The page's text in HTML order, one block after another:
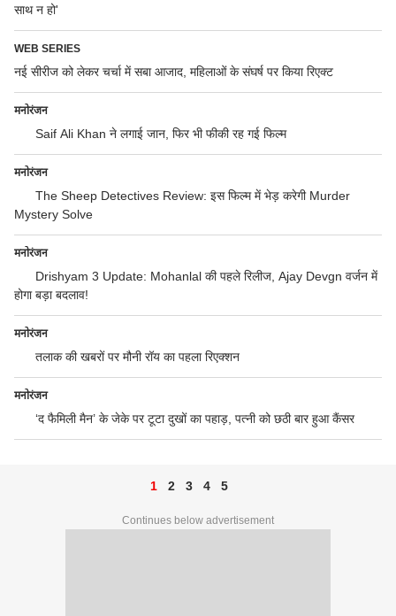
साथ न हो'
WEB SERIES
नई सीरीज को लेकर चर्चा में सबा आजाद, महिलाओं के संघर्ष पर किया रिएक्ट
मनोरंजन
Saif Ali Khan ने लगाई जान, फिर भी फीकी रह गई फिल्म
मनोरंजन
The Sheep Detectives Review: इस फिल्म में भेड़ करेगी Murder
Mystery Solve
मनोरंजन
Drishyam 3 Update: Mohanlal की पहले रिलीज, Ajay Devgn वर्जन में
होगा बड़ा बदलाव!
मनोरंजन
तलाक की खबरों पर मौनी रॉय का पहला रिएक्शन
मनोरंजन
‘द फैमिली मैन’ के जेके पर टूटा दुखों का पहाड़, पत्नी को छठी बार हुआ कैंसर
1 2 3 4 5
Continues below advertisement